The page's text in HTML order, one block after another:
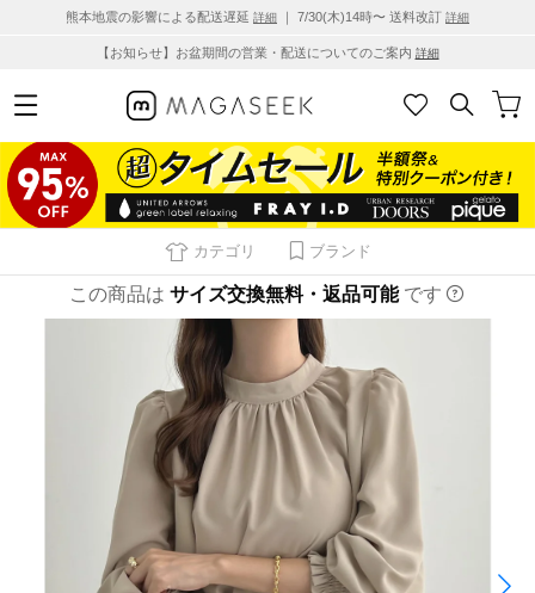
熊本地震の影響による配送遅延 詳細 ｜ 7/30(木)14時〜 送料改訂 詳細
【お知らせ】お盆期間の営業・配送についてのご案内 詳細
カテゴリ ブランド
この商品は サイズ交換無料・返品可能 です